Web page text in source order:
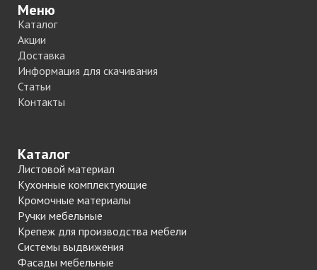
Меню
Каталог
Акции
Доставка
Информация для скачивания
Статьи
Контакты
Каталог
Листовой материал
Кухонные комплектующие
Кромочные материалы
Ручки мебельные
Крепеж для производства мебели
Системы выдвижения
Фасады мебельные